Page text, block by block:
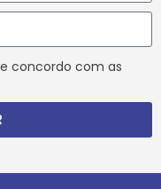
concordo com as